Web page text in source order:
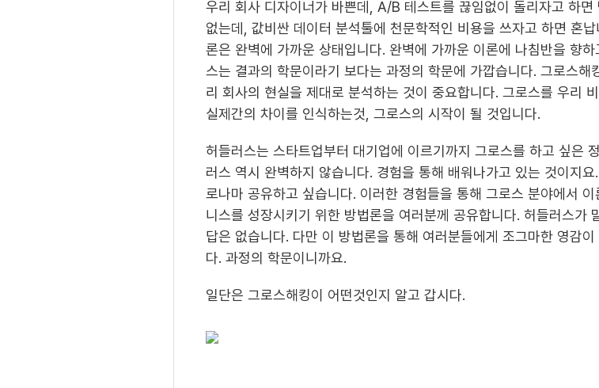
우리 회사 디자이너가 바쁜데, A/B 테스트를 끊임없이 돌리자고 하
없는데, 값비싼 데이터 분석툴에 천문학적인 비용을 쓰자고 하면 혼
론은 완벽에 가까운 상태입니다. 완벽에 가까운 이론에 나침반을 향
스는 결과의 학문이라기 보다는 과정의 학문에 가깝습니다. 그로스해
리 회사의 현실을 제대로 분석하는 것이 중요합니다. 그로스를 우리
실제간의 차이를 인식하는것, 그로스의 시작이 될 것입니다.
허들러스는 스타트업부터 대기업에 이르기까지 그로스를 하고 싶은
러스 역시 완벽하지 않습니다. 경험을 통해 배워나가고 있는 것이지
로나마 공유하고 싶습니다. 이러한 경험들을 통해 그로스 분야에서
니스를 성장시키기 위한 방법론을 여러분께 공유합니다. 허들러스가
답은 없습니다. 다만 이 방법론을 통해 여러분들에게 조그마한 영감
다. 과정의 학문이니까요.
일단은 그로스해킹이 어떤것인지 알고 갑시다.